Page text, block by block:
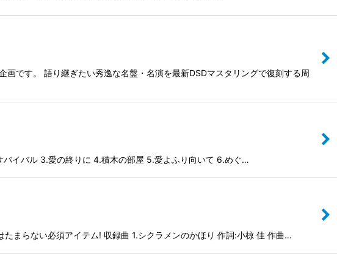
です。 語り継ぎたい秀逸な名盤・名演を最新DSDマスタリングで復刻する周
イバル 3.愛の終りに 4.積木の部屋 5.愛よふり向いて 6.めぐ…
まらない必須アイテム! 収録曲 1.シクラメンのかほり 作詞:小椋 佳 作曲…